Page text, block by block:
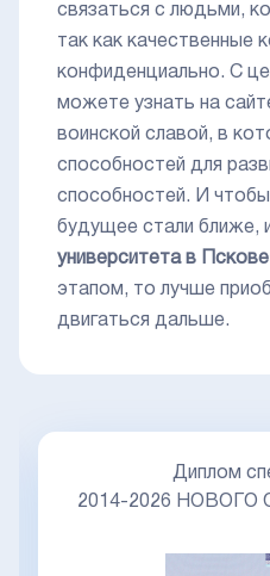
связаться с людьми,
так как качественные
конфиденциально. С
можете узнать на
воинской славой, в
способностей для
способностей. И
будущее стали ближе,
университета в Пскове
этапом, то лучше
двигаться дальше.
Диплом
2014-2026 НОВОГО